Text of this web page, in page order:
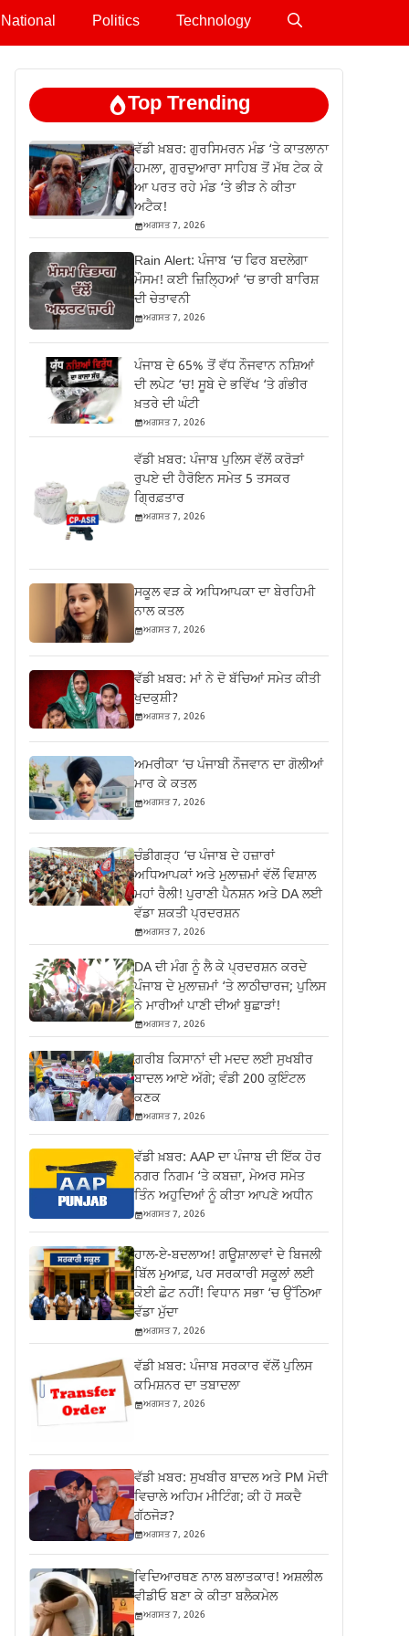
National Politics Technology
Top Trending
ਵੱਡੀ ਖ਼ਬਰ: ਗੁਰਸਿਮਰਨ ਮੰਡ ‘ਤੇ ਕਾਤਲਾਨਾ
ਹਮਲਾ, ਗੁਰਦੁਆਰਾ ਸਾਹਿਬ ਤੋਂ ਮੱਥ ਟੇਕ ਕੇ
ਆ ਪਰਤ ਰਹੇ ਮੰਡ ‘ਤੇ ਭੀੜ ਨੇ ਕੀਤਾ
ਅਟੈਕ!
ਅਗਸਤ 7, 2026
Rain Alert: ਪੰਜਾਬ ‘ਚ ਫਿਰ ਬਦਲੇਗਾ
ਮੌਸਮ! ਕਈ ਜ਼ਿਲ੍ਹਿਆਂ ‘ਚ ਭਾਰੀ ਬਾਰਿਸ਼
ਦੀ ਚੇਤਾਵਨੀ
ਅਗਸਤ 7, 2026
ਪੰਜਾਬ ਦੇ 65% ਤੋਂ ਵੱਧ ਨੌਜਵਾਨ ਨਸ਼ਿਆਂ
ਦੀ ਲਪੇਟ ‘ਚ! ਸੂਬੇ ਦੇ ਭਵਿੱਖ ‘ਤੇ ਗੰਭੀਰ
ਖ਼ਤਰੇ ਦੀ ਘੰਟੀ
ਅਗਸਤ 7, 2026
ਵੱਡੀ ਖ਼ਬਰ: ਪੰਜਾਬ ਪੁਲਿਸ ਵੱਲੋਂ ਕਰੋੜਾਂ
ਰੁਪਏ ਦੀ ਹੈਰੋਇਨ ਸਮੇਤ 5 ਤਸਕਰ
ਗ੍ਰਿਫ਼ਤਾਰ
ਅਗਸਤ 7, 2026
ਸਕੂਲ ਵੜ ਕੇ ਅਧਿਆਪਕਾ ਦਾ ਬੇਰਹਿਮੀ
ਨਾਲ ਕਤਲ
ਅਗਸਤ 7, 2026
ਵੱਡੀ ਖ਼ਬਰ: ਮਾਂ ਨੇ ਦੋ ਬੱਚਿਆਂ ਸਮੇਤ ਕੀਤੀ
ਖੁਦਕੁਸ਼ੀ?
ਅਗਸਤ 7, 2026
ਅਮਰੀਕਾ ‘ਚ ਪੰਜਾਬੀ ਨੌਜਵਾਨ ਦਾ ਗੋਲੀਆਂ
ਮਾਰ ਕੇ ਕਤਲ
ਅਗਸਤ 7, 2026
ਚੰਡੀਗੜ੍ਹ ‘ਚ ਪੰਜਾਬ ਦੇ ਹਜ਼ਾਰਾਂ
ਅਧਿਆਪਕਾਂ ਅਤੇ ਮੁਲਾਜ਼ਮਾਂ ਵੱਲੋਂ ਵਿਸ਼ਾਲ
ਮਹਾਂ ਰੈਲੀ! ਪੁਰਾਣੀ ਪੈਨਸ਼ਨ ਅਤੇ DA ਲਈ
ਵੱਡਾ ਸ਼ਕਤੀ ਪ੍ਰਦਰਸ਼ਨ
ਅਗਸਤ 7, 2026
DA ਦੀ ਮੰਗ ਨੂੰ ਲੈ ਕੇ ਪ੍ਰਦਰਸ਼ਨ ਕਰਦੇ
ਪੰਜਾਬ ਦੇ ਮੁਲਾਜ਼ਮਾਂ ‘ਤੇ ਲਾਠੀਚਾਰਜ; ਪੁਲਿਸ
ਨੇ ਮਾਰੀਆਂ ਪਾਣੀ ਦੀਆਂ ਬੁਛਾੜਾਂ!
ਅਗਸਤ 7, 2026
ਗ਼ਰੀਬ ਕਿਸਾਨਾਂ ਦੀ ਮਦਦ ਲਈ ਸੁਖਬੀਰ
ਬਾਦਲ ਆਏ ਅੱਗੇ; ਵੰਡੀ 200 ਕੁਇੰਟਲ
ਕਣਕ
ਅਗਸਤ 7, 2026
ਵੱਡੀ ਖ਼ਬਰ: AAP ਦਾ ਪੰਜਾਬ ਦੀ ਇੱਕ ਹੋਰ
ਨਗਰ ਨਿਗਮ ‘ਤੇ ਕਬਜ਼ਾ, ਮੇਅਰ ਸਮੇਤ
ਤਿੰਨ ਅਹੁਦਿਆਂ ਨੂੰ ਕੀਤਾ ਆਪਣੇ ਅਧੀਨ
ਅਗਸਤ 7, 2026
ਹਾਲ-ਏ-ਬਦਲਾਅ! ਗਊਸ਼ਾਲਾਵਾਂ ਦੇ ਬਿਜਲੀ
ਬਿੱਲ ਮੁਆਫ਼, ਪਰ ਸਰਕਾਰੀ ਸਕੂਲਾਂ ਲਈ
ਕੋਈ ਛੋਟ ਨਹੀਂ! ਵਿਧਾਨ ਸਭਾ ‘ਚ ਉੱਠਿਆ
ਵੱਡਾ ਮੁੱਦਾ
ਅਗਸਤ 7, 2026
ਵੱਡੀ ਖ਼ਬਰ: ਪੰਜਾਬ ਸਰਕਾਰ ਵੱਲੋਂ ਪੁਲਿਸ
ਕਮਿਸ਼ਨਰ ਦਾ ਤਬਾਦਲਾ
ਅਗਸਤ 7, 2026
ਵੱਡੀ ਖ਼ਬਰ: ਸੁਖਬੀਰ ਬਾਦਲ ਅਤੇ PM ਮੋਦੀ
ਵਿਚਾਲੇ ਅਹਿਮ ਮੀਟਿੰਗ; ਕੀ ਹੋ ਸਕਦੈ
ਗੱਠਜੋੜ?
ਅਗਸਤ 7, 2026
ਵਿਦਿਆਰਥਣ ਨਾਲ ਬਲਾਤਕਾਰ! ਅਸ਼ਲੀਲ
ਵੀਡੀਓ ਬਣਾ ਕੇ ਕੀਤਾ ਬਲੈਕਮੇਲ
ਅਗਸਤ 7, 2026